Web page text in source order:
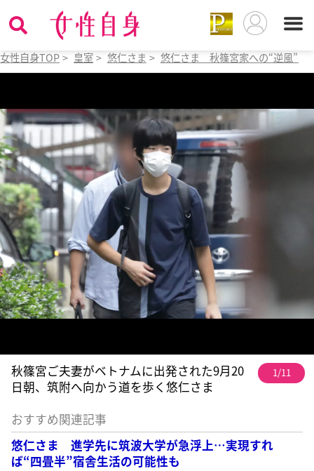
女性自身TOP > 皇室 > 悠仁さま > 悠仁さま 秋篠宮家への“逆風”に
秋篠宮ご夫妻がベトナムに出発された9月20
日朝、筑附へ向かう道を歩く悠仁さま
1/11
おすすめ関連記事
悠仁さま 進学先に筑波大学が急浮上…実現すれ
ば“四畳半”宿舎生活の可能性も